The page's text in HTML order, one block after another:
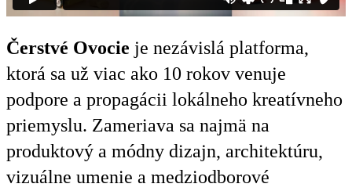
Čerstvé Ovocie je nezávislá platforma,
ktorá sa už viac ako 10 rokov venuje
podpore a propagácii lokálneho kreatívneho
priemyslu. Zameriava sa najmä na
produktový a módny dizajn, architektúru,
vizuálne umenie a medziodborové